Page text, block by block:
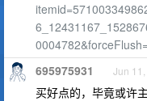
695975931 Jun
买好点的，毕竟或许